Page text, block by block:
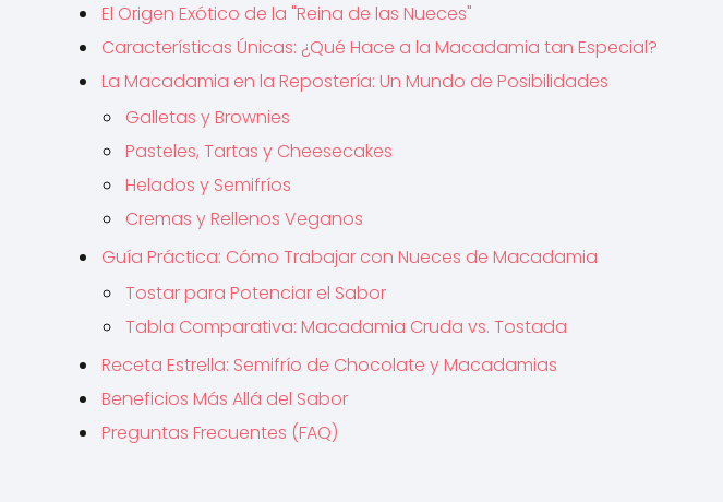
El Origen Exótico de la "Reina de las Nueces"
Características Únicas: ¿Qué Hace a la Macadamia tan Especial?
La Macadamia en la Repostería: Un Mundo de Posibilidades
Galletas y Brownies
Pasteles, Tartas y Cheesecakes
Helados y Semifríos
Cremas y Rellenos Veganos
Guía Práctica: Cómo Trabajar con Nueces de Macadamia
Tostar para Potenciar el Sabor
Tabla Comparativa: Macadamia Cruda vs. Tostada
Receta Estrella: Semifrío de Chocolate y Macadamias
Beneficios Más Allá del Sabor
Preguntas Frecuentes (FAQ)